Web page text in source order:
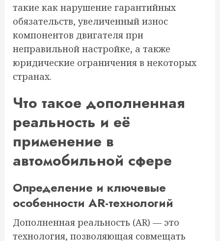
такие как нарушение гарантийных
обязательств, увеличенный износ
компонентов двигателя при
неправильной настройке, а также
юридические ограничения в некоторых
странах.
Что такое дополненная
реальность и её
применение в
автомобильной сфере
Определение и ключевые
особенности AR-технологий
Дополненная реальность (AR) — это
технология, позволяющая совмещать